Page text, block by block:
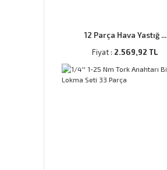
12 Parça Hava Yastığ ...
Fiyat : 2.569,92 TL